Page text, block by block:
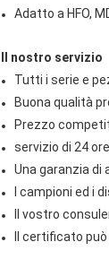
Adatto a HFO,
Il nostro servizio
Tutti i serie e
Buona qualità
Prezzo
servizio di 24
Una garanzia di
I campioni ed i
Il vostro
Il certificato